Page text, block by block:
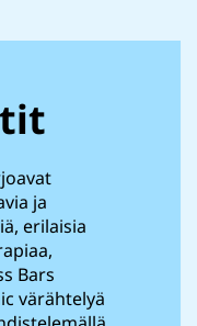
ja
erilaisia
Bars
värähtelyä